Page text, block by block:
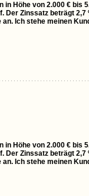
Höhe von 2.000 € bis
Zinssatz beträgt 2,7
Ich stehe meinen
Höhe von 2.000 € bis
Zinssatz beträgt 2,7
Ich stehe meinen